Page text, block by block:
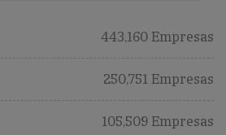
443,160 Empresas
250,751 Empresas
105,509 Empresas